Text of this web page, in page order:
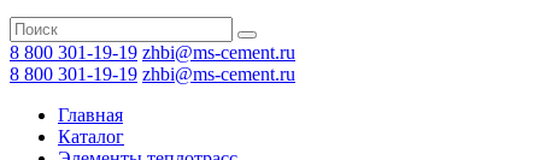
8 800 301-19-19 zhbi@ms-cement.ru
8 800 301-19-19 zhbi@ms-cement.ru
Главная
Каталог